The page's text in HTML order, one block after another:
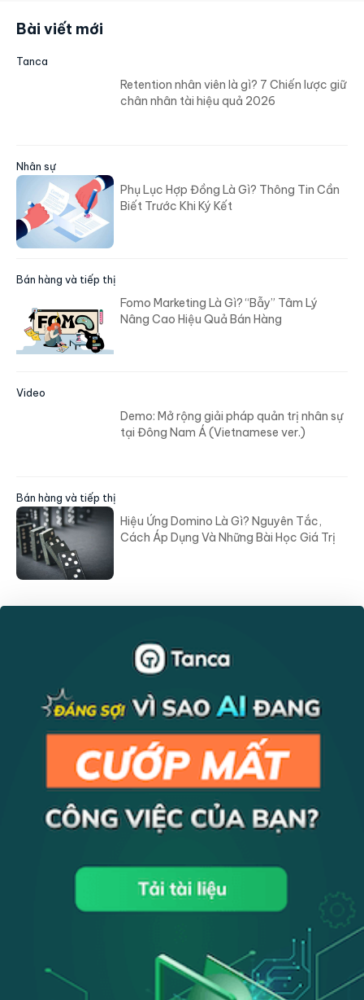
Bài viết mới
Tanca
Retention nhân viên là gì? 7 Chiến lược giữ
chân nhân tài hiệu quả 2026
Nhân sự
Phụ Lục Hợp Đồng Là Gì? Thông Tin Cần
Biết Trước Khi Ký Kết
Bán hàng và tiếp thị
Fomo Marketing Là Gì? “Bẫy” Tâm Lý
Nâng Cao Hiệu Quả Bán Hàng
Video
Demo: Mở rộng giải pháp quản trị nhân sự
tại Đông Nam Á (Vietnamese ver.)
Bán hàng và tiếp thị
Hiệu Ứng Domino Là Gì? Nguyên Tắc,
Cách Áp Dụng Và Những Bài Học Giá Trị